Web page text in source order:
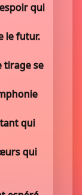
qui
le futur.
tirage se
qui
qui